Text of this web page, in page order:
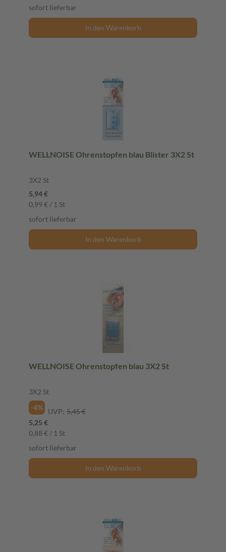
sofort lieferbar
In den Warenkorb
WELLNOISE Ohrenstopfen blau Blister 3X2 St
3X2 St
5,94 €
0,99 € / 1 St
sofort lieferbar
In den Warenkorb
WELLNOISE Ohrenstopfen blau 3X2 St
3X2 St
-4%
UVP: 5,45 €
5,25 €
0,88 € / 1 St
sofort lieferbar
In den Warenkorb